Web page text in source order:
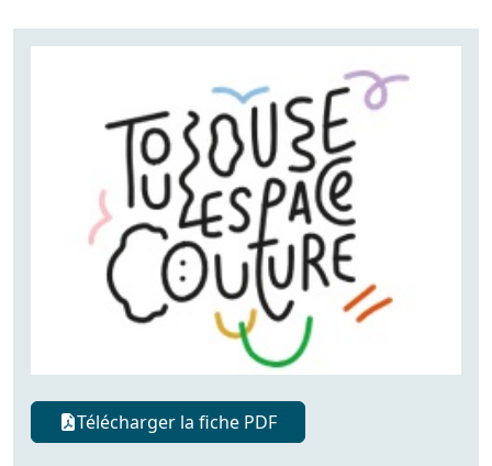
Télécharger la fiche PDF